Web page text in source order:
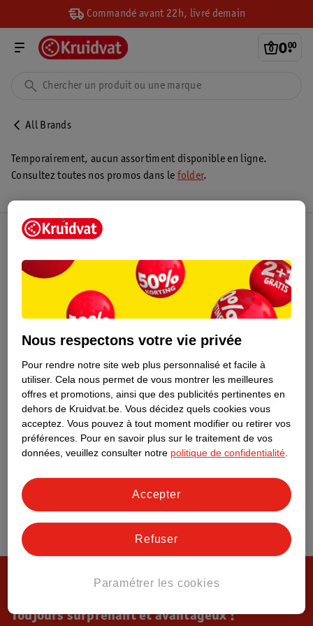
Commandé avant 22h, livré demain
0.
00
All Brands
Temporairement, aucun assortiment disponible en ligne.
Consultez toutes nos promos dans le folder.
Toujours surprenant et avantageux !
Nous respectons votre vie privée
Pour rendre notre site web plus personnalisé et facile à
utiliser. Cela nous permet de vous montrer les meilleures
offres et promotions, ainsi que des publicités pertinentes en
dehors de Kruidvat.be. Vous décidez quels cookies vous
acceptez. Vous pouvez à tout moment modifier ou retirer vos
préférences. Pour en savoir plus sur le traitement de vos
données, veuillez consulter notre politique de confidentialité
Paramétrer les cookies
Refuser
Accepter